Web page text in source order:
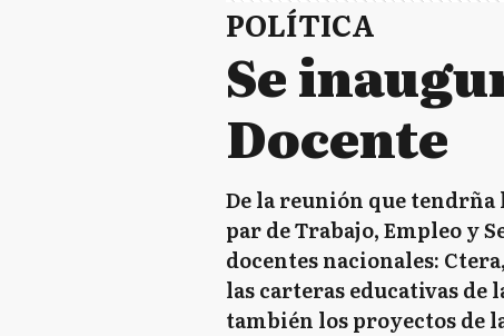
POLÍTICA
Se
Docente
De la reunión que
par de Trabajo, Empleo y
docentes nacionales:
las carteras educativas
también los proyectos de